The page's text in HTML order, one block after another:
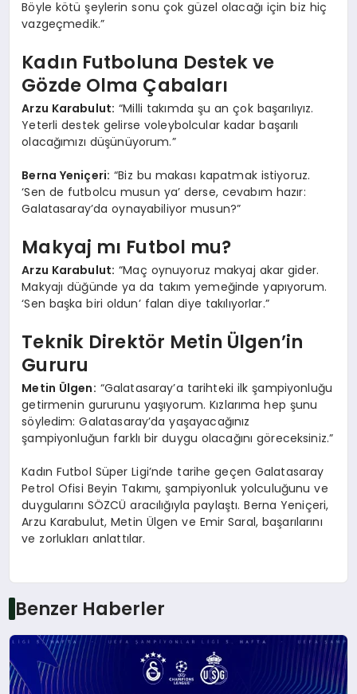
Böyle kötü şeylerin sonu çok güzel olacağı için biz hiç
vazgeçmedik.”
Kadın Futboluna Destek ve
Gözde Olma Çabaları
Arzu Karabulut: “Milli takımda şu an çok başarılıyız.
Yeterli destek gelirse voleybolcular kadar başarılı
olacağımızı düşünüyorum.”
Berna Yeniçeri: “Biz bu makası kapatmak istiyoruz.
‘Sen de futbolcu musun ya’ derse, cevabım hazır:
Galatasaray’da oynayabiliyor musun?”
Makyaj mı Futbol mu?
Arzu Karabulut: “Maç oynuyoruz makyaj akar gider.
Makyajı düğünde ya da takım yemeğinde yapıyorum.
‘Sen başka biri oldun’ falan diye takılıyorlar.”
Teknik Direktör Metin Ülgen’in
Gururu
Metin Ülgen: “Galatasaray’a tarihteki ilk şampiyonluğu
getirmenin gururunu yaşıyorum. Kızlarıma hep şunu
söyledim: Galatasaray’da yaşayacağınız
şampiyonluğun farklı bir duygu olacağını göreceksiniz.”
Kadın Futbol Süper Ligi’nde tarihe geçen Galatasaray
Petrol Ofisi Beyin Takımı, şampiyonluk yolculuğunu ve
duygularını SÖZCÜ aracılığıyla paylaştı. Berna Yeniçeri,
Arzu Karabulut, Metin Ülgen ve Emir Saral, başarılarını
ve zorlukları anlattılar.
Benzer Haberler